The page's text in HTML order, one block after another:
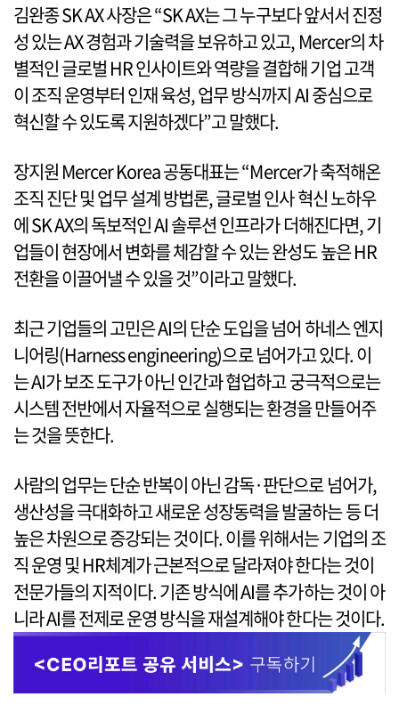
김완종 SK AX 사장은 “SK AX는 그 누구보다 앞서서 진정
성 있는 AX 경험과 기술력을 보유하고 있고, Mercer의 차
별적인 글로벌 HR 인사이트와 역량을 결합해 기업 고객
이 조직 운영부터 인재 육성, 업무 방식까지 AI 중심으로
혁신할 수 있도록 지원하겠다”고 말했다.
장지원 Mercer Korea 공동대표는 “Mercer가 축적해온
조직 진단 및 업무 설계 방법론, 글로벌 인사 혁신 노하우
에 SK AX의 독보적인 AI 솔루션 인프라가 더해진다면, 기
업들이 현장에서 변화를 체감할 수 있는 완성도 높은 HR
전환을 이끌어낼 수 있을 것”이라고 말했다.
최근 기업들의 고민은 AI의 단순 도입을 넘어 하네스 엔지
니어링(Harness engineering)으로 넘어가고 있다. 이
는 AI가 보조 도구가 아닌 인간과 협업하고 궁극적으로는
시스템 전반에서 자율적으로 실행되는 환경을 만들어주
는 것을 뜻한다.
사람의 업무는 단순 반복이 아닌 감독·판단으로 넘어가,
생산성을 극대화하고 새로운 성장동력을 발굴하는 등 더
높은 차원으로 증강되는 것이다. 이를 위해서는 기업의 조
직 운영 및 HR체계가 근본적으로 달라져야 한다는 것이
전문가들의 지적이다. 기존 방식에 AI를 추가하는 것이 아
니라 AI를 전제로 운영 방식을 재설계해야 한다는 것이다.